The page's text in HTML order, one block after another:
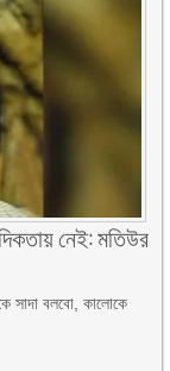
নেই: মতিউর
সাদা বলবো, কালোকে